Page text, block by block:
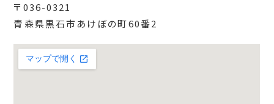
〒036-0321
青森県黒石市あけぼの町60番2